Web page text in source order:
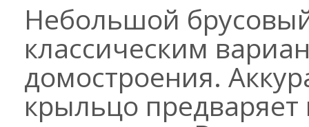
Небольшой
классическим
домостроения.
крыльцо предваряет